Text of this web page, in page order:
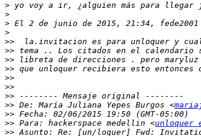
>
>
> El 2 de junio de 2015, 21:34, fede2001
>
>>
>>
>>
>>
>>
>>
>>
>> De: María Juliana Yepes Burgos <
>>
>> Para: hackerspace medellin <
>>